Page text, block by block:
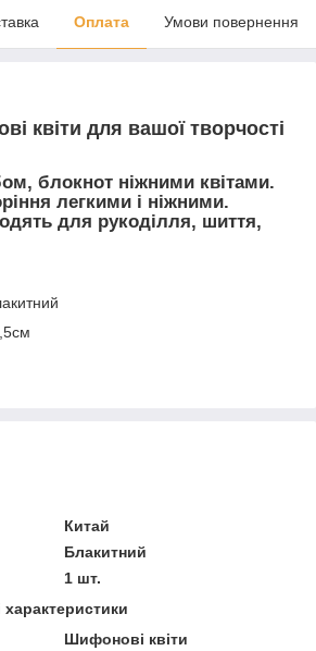
Оплата Умови повернення
квіти для вашої творчості
блокнот ніжними квітами.
легкими і ніжними.
для рукоділля, шиття,
Китай
Блакитний
1 шт.
Шифонові квіти